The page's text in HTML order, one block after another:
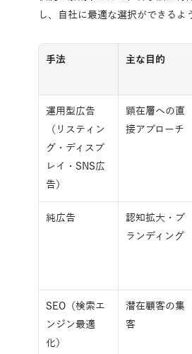
し、自社に最適な選択ができるよ
手法 主な目的
運用型広告
（リスティン
グ・ディスプ
レイ・SNS広
告）
顕在層への直
接アプローチ
純広告
認知拡大・ブ
ランディング
SEO（検索エ
ンジン最適
化）
潜在顧客の集
客